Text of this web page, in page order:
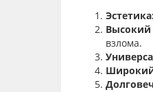
Эстетика:
Высокий
взлома.